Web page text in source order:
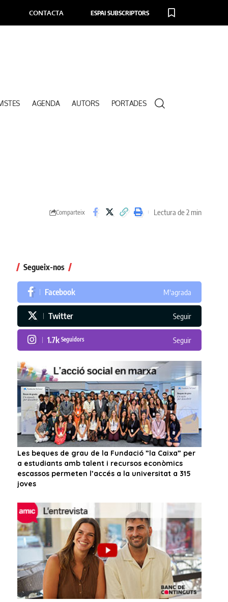
CONTACTA ESPAI SUBSCRIPTORS
AGENDA AUTORS PORTADES
Comparteix Lectura de 2 min
Segueix-nos
Facebook M'agrada
Twitter Seguir
1.7k Seguidors Seguir